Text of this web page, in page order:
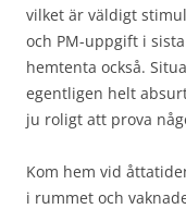
vilket är väldigt
och PM-uppgift i
hemtenta också.
egentligen helt
ju roligt att prova
Kom hem vid
i rummet och